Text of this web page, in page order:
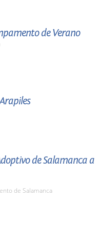
de Verano
de Salamanca a
de Salamanca